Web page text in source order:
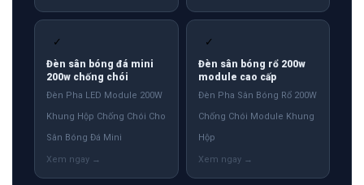
✓
Đèn sân bóng đá mini
200w chống chói
Đèn Pha LED Module 200W
Khung Hộp Chống Chói Cho
Sân Bóng Đá Mini
✓
Đèn sân bóng rổ 200w
module cao cấp
Đèn Pha Sân Bóng Rổ 200W
Chống Chói Module Khung
Hộp